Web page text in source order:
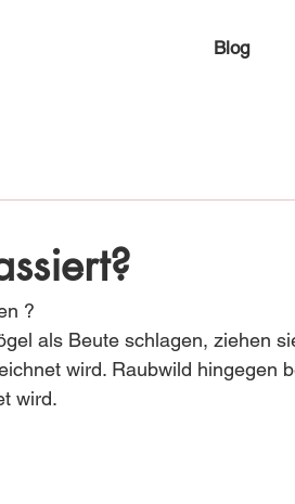
Blog
?
als Beute schlagen, ziehen
wird. Raubwild hingegen
wird.